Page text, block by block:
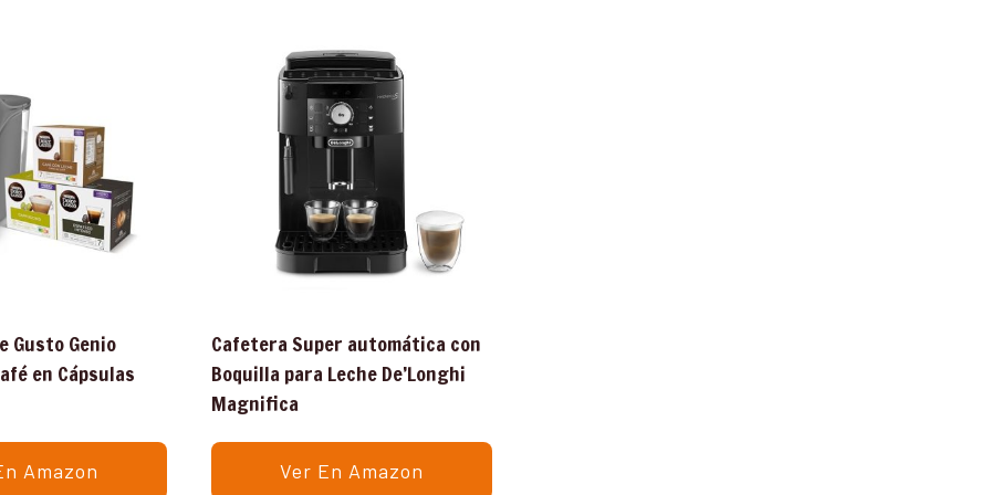
Gusto Genio
en Cápsulas
Amazon
Cafetera Super automática con
Boquilla para Leche De’Longhi
Magnifica
Ver En Amazon